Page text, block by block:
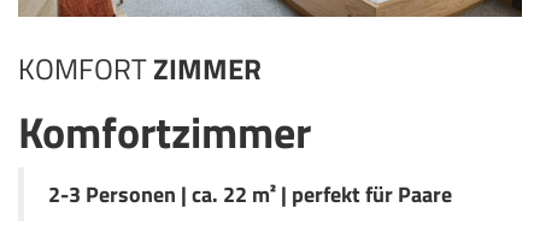
KOMFORTZIMMER
Komfortzimmer
2-3 Personen | ca. 22 m² | perfekt für Paare